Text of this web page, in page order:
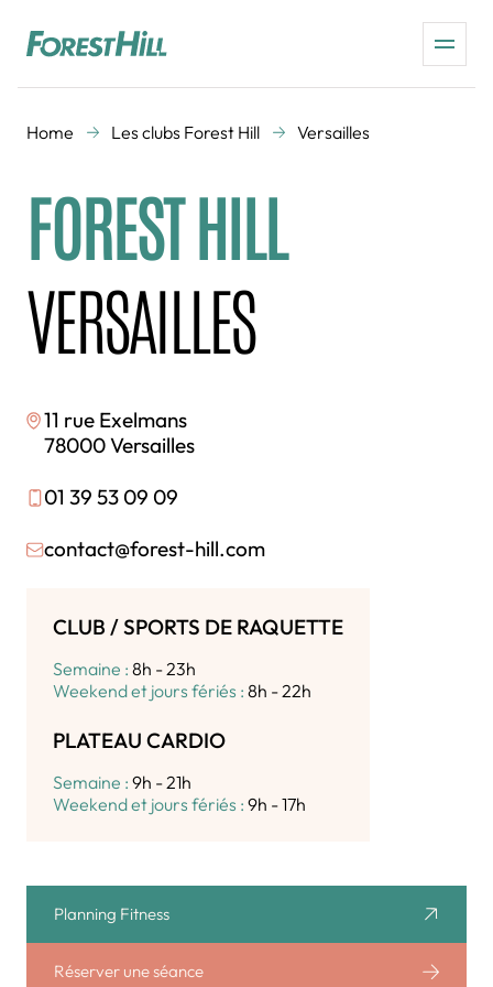
Home Les clubs Forest Hill Versailles
FOREST HILL
VERSAILLES
11 rue Exelmans
78000 Versailles
01 39 53 09 09
contact@forest-hill.com
CLUB / SPORTS DE RAQUETTE
Semaine : 8h - 23h
Weekend et jours fériés : 8h - 22h
PLATEAU CARDIO
Semaine : 9h - 21h
Weekend et jours fériés : 9h - 17h
Planning Fitness
Réserver une séance